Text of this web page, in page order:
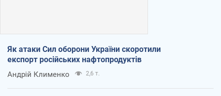
Як атаки Сил оборони України скоротили
експорт російських нафтопродуктів
Андрій Клименко 2,6 т.